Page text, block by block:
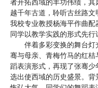
越千年古道，聆听古丝路
我校专业教授杨海平作曲
同学以教学实践的形式先行
伴着多彩变换的舞台灯
骞与母亲、青梅竹马的红
蹈表演形式，再现了张骞
选出使西域的历史盛景。